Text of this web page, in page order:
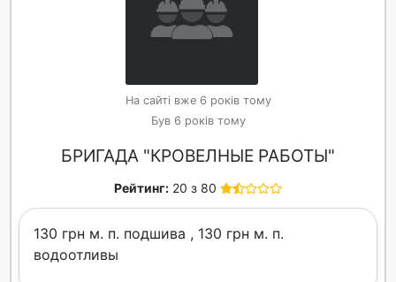
На сайті вже 6 років тому
Був 6 років тому
БРИГАДА "КРОВЕЛНЫЕ РАБОТЫ"
Рейтинг: 20 з 80
130 грн м. п. подшива , 130 грн м. п.
водоотливы